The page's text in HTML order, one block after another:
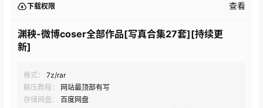
下载权限 查看
渊秧-微博coser全部作品[写真合集27套][持续更
新]
格式：
7z/rar
解压教程：
网站最顶部有写
存储网盘：
百度网盘